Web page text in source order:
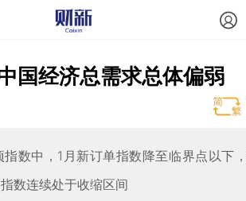
国经济总需求总体偏弱
数中，1月新订单指数降至临界点以下
数连续处于收缩区间